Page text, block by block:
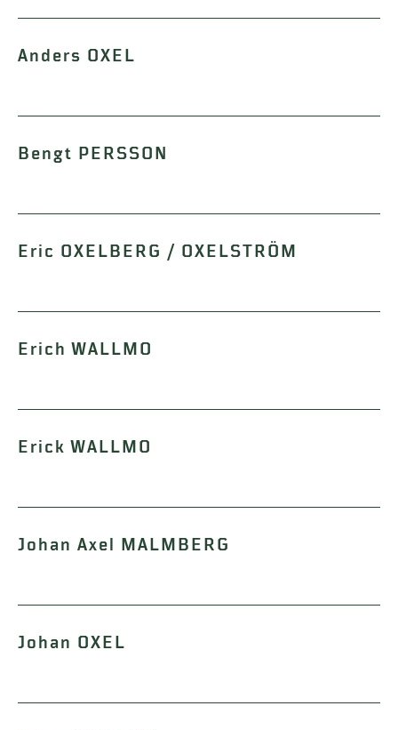
Anders OXEL
Bengt PERSSON
Eric OXELBERG / OXELSTRÖM
Erich WALLMO
Erick WALLMO
Johan Axel MALMBERG
Johan OXEL